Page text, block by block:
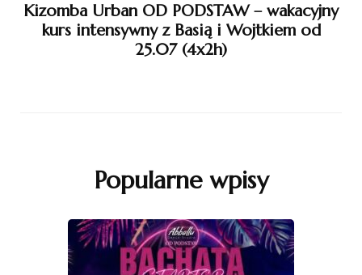
Kizomba Urban OD PODSTAW – wakacyjny
kurs intensywny z Basią i Wojtkiem od
25.07 (4x2h)
Popularne wpisy